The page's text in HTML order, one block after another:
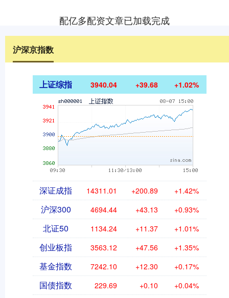
配亿多配资文章已加载完成
沪深京指数
上证综指 3940.04 +39.68 +1.02%
深证成指 14311.01 +200.89 +1.42%
沪深300 4694.44 +43.13 +0.93%
北证50 1134.24 +11.37 +1.01%
创业板指 3563.12 +47.56 +1.35%
基金指数 7242.10 +12.30 +0.17%
国债指数 229.69 +0.10 +0.04%